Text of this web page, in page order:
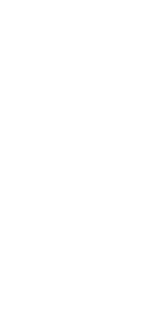
X - U verlaat
via Facebook - U
via e-mail
via LinkedIn - U